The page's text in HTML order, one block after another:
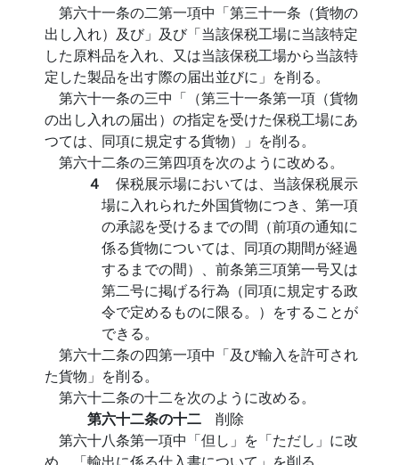
第六十一条の二第一項中「第三十一条（貨物の
出し入れ）及び」及び「当該保税工場に当該特定
した原料品を入れ、又は当該保税工場から当該特
定した製品を出す際の届出並びに」を削る。
第六十一条の三中「（第三十一条第一項（貨物
の出し入れの届出）の指定を受けた保税工場にあ
つては、同項に規定する貨物）」を削る。
第六十二条の三第四項を次のように改める。
４ 保税展示場においては、当該保税展示
場に入れられた外国貨物につき、第一項
の承認を受けるまでの間（前項の通知に
係る貨物については、同項の期間が経過
するまでの間）、前条第三項第一号又は
第二号に掲げる行為（同項に規定する政
令で定めるものに限る。）をすることが
できる。
第六十二条の四第一項中「及び輸入を許可され
た貨物」を削る。
第六十二条の十二を次のように改める。
第六十二条の十二 削除
第六十八条第一項中「但し」を「ただし」に改